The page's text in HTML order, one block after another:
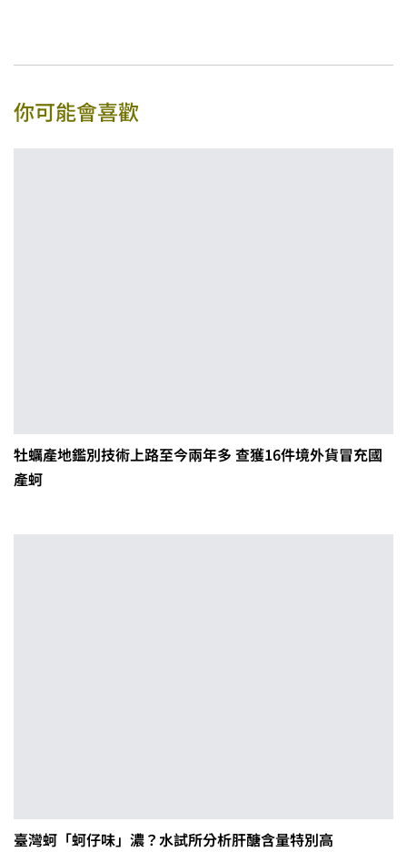
你可能會喜歡
牡蠣產地鑑別技術上路至今兩年多 查獲16件境外貨冒充國
產蚵
臺灣蚵「蚵仔味」濃？水試所分析肝醣含量特別高